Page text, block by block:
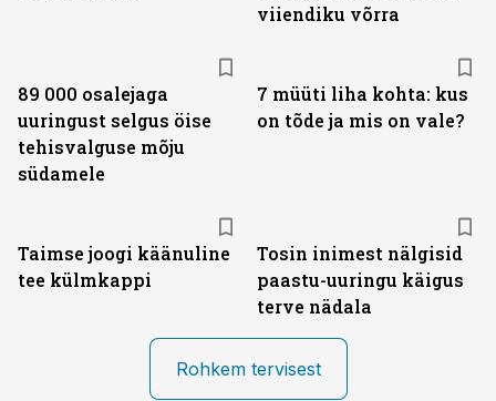
viiendiku võrra
89 000 osalejaga
uuringust selgus öise
tehisvalguse mõju
südamele
7 müüti liha kohta: kus
on tõde ja mis on vale?
Taimse joogi käänuline
tee külmkappi
Tosin inimest nälgisid
paastu-uuringu käigus
terve nädala
Rohkem tervisest